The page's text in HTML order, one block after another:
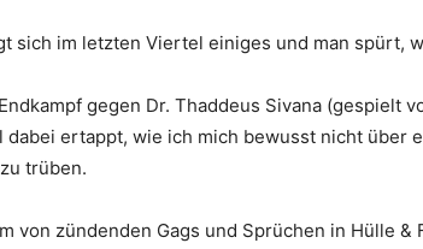
sich im letzten Viertel einiges und man spürt,
gegen Dr. Thaddeus Sivana (gespielt
dabei ertappt, wie ich mich bewusst nicht
trüben.
von zündenden Gags und Sprüchen in Hülle &